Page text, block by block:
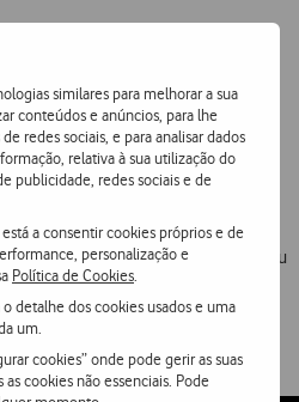
similares para melhorar a sua
conteúdos e anúncios, para lhe
redes sociais, e para analisar dados
relativa à sua utilização do
publicidade, redes sociais e de
a consentir cookies próprios e de
personalização e
Política de Cookies
detalhe dos cookies usados e uma
um.
cookies” onde pode gerir as suas
cookies não essenciais. Pode
de
campanhas promocionais em
pensar nos clientes com
tem agora uma nova
som.
12717 – chamada de voz gratuita ou
o atendimento em Língua